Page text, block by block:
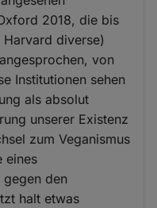
2018, die bis
diverse)
von
Institutionen sehen
als absolut
unserer Existenz
zum Veganismus
eines
gegen den
halt etwas